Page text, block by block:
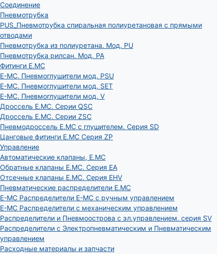
Соединение
Пневмотрубка
PUS_Пневмотрубка спиральная полиуретановая с прямыми
отводами
Пневмотрубка из полиуретана. Мод. РU
Пневмотрубка рилсан. Мод. PA
Фитинги E.MC
E-MC. Пневмоглушители мод. PSU
E-MC. Пневмоглушители мод. SET
E-MC. Пневмоглушители мод. V
Дроссель E.MC. Серии QSC
Дроссель E.MC. Серии ZSC
Пневмодроссель E.MC с глушителем. Серия SD
Цанговые фитинги E.MC Серия ZP
Управление
Автоматические клапаны, Е.МС
Обратные клапаны E.MC. Серия EA
Отсечные клапаны E.MC. Серия EHV
Пневматические распределители E.MC
E-MC Распределители E-MC с ручным управлением
E-MC Распределители с механическим управлением
Распределители и Пневмоострова с эл.управлением. серия SV
Распределители с Электропневматическим и Пневматическим
управлением
Расходные материалы и запчасти